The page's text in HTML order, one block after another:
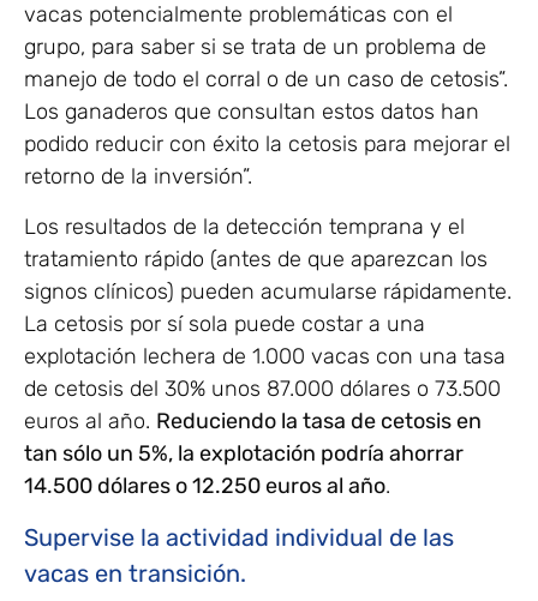
vacas potencialmente problemáticas con el
grupo, para saber si se trata de un problema de
manejo de todo el corral o de un caso de cetosis”.
Los ganaderos que consultan estos datos han
podido reducir con éxito la cetosis para mejorar el
retorno de la inversión”.
Los resultados de la detección temprana y el
tratamiento rápido (antes de que aparezcan los
signos clínicos) pueden acumularse rápidamente.
La cetosis por sí sola puede costar a una
explotación lechera de 1.000 vacas con una tasa
de cetosis del 30% unos 87.000 dólares o 73.500
euros al año. Reduciendo la tasa de cetosis en
tan sólo un 5%, la explotación podría ahorrar
14.500 dólares o 12.250 euros al año.
Supervise la actividad individual de las
vacas en transición.